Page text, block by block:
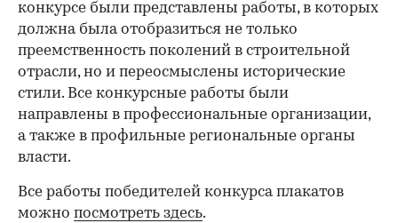
конкурсе были представлены работы, в которых
должна была отобразиться не только
преемственность поколений в строительной
отрасли, но и переосмыслены исторические
стили. Все конкурсные работы были
направлены в профессиональные организации,
а также в профильные региональные органы
власти.
Все работы победителей конкурса плакатов
можно посмотреть здесь.